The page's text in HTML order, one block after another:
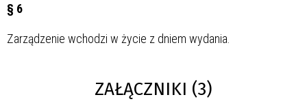
§ 6
Zarządzenie wchodzi w życie z dniem wydania.
ZAŁĄCZNIKI (3)